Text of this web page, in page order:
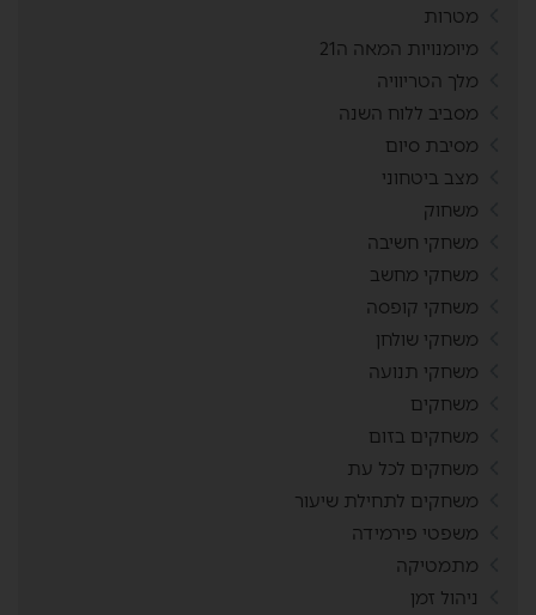
מטרות
מיומנויות המאה ה21
מלך הטריוויה
מסביב ללוח השנה
מסיבת סיום
מצב ביטחוני
משחוק
משחקי חשיבה
משחקי מחשב
משחקי קופסה
משחקי שולחן
משחקי תנועה
משחקים
משחקים בזום
משחקים לכל עת
משחקים לתחילת שיעור
משפטי פירמידה
מתמטיקה
ניהול זמן